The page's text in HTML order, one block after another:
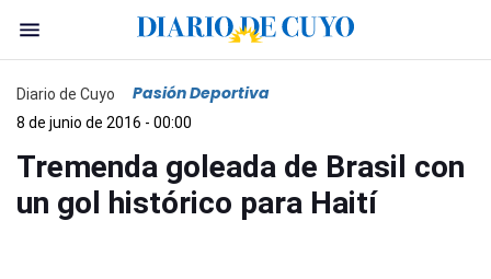
Diario de Cuyo Pasión Deportiva
8 de junio de 2016 - 00:00
Tremenda goleada de Brasil con
un gol histórico para Haití